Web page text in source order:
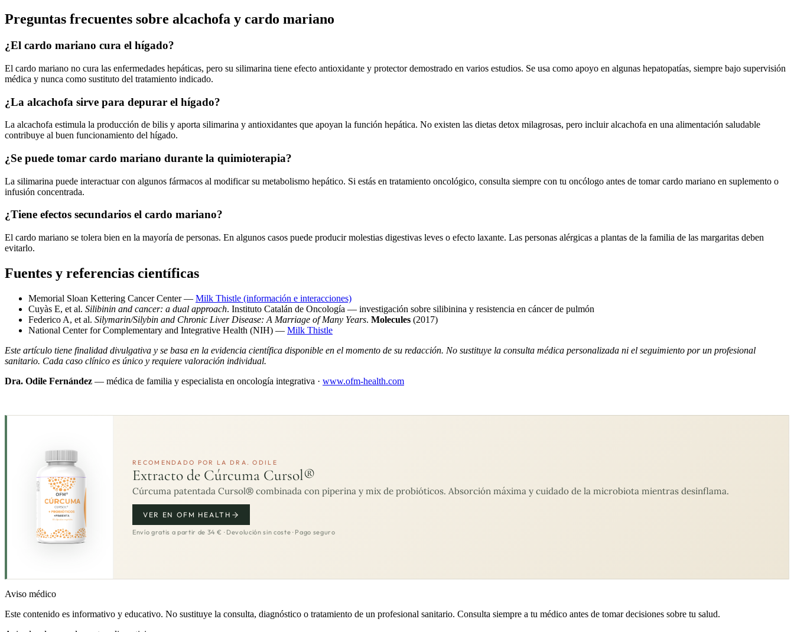
Preguntas frecuentes sobre alcachofa y cardo mariano
¿El cardo mariano cura el hígado?
El cardo mariano no cura las enfermedades hepáticas, pero su silimarina tiene efecto antioxidante y protector demostrado en varios estudios. Se usa como apoyo en algunas hepatopatías, siempre bajo supervisión
médica y nunca como sustituto del tratamiento indicado.
¿La alcachofa sirve para depurar el hígado?
La alcachofa estimula la producción de bilis y aporta silimarina y antioxidantes que apoyan la función hepática. No existen las dietas detox milagrosas, pero incluir alcachofa en una alimentación saludable
contribuye al buen funcionamiento del hígado.
¿Se puede tomar cardo mariano durante la quimioterapia?
La silimarina puede interactuar con algunos fármacos al modificar su metabolismo hepático. Si estás en tratamiento oncológico, consulta siempre con tu oncólogo antes de tomar cardo mariano en suplemento o
infusión concentrada.
¿Tiene efectos secundarios el cardo mariano?
El cardo mariano se tolera bien en la mayoría de personas. En algunos casos puede producir molestias digestivas leves o efecto laxante. Las personas alérgicas a plantas de la familia de las margaritas deben
evitarlo.
Fuentes y referencias científicas
Memorial Sloan Kettering Cancer Center — Milk Thistle (información e interacciones)
Cuyàs E, et al. Silibinin and cancer: a dual approach. Instituto Catalán de Oncología — investigación sobre silibinina y resistencia en cáncer de pulmón
Federico A, et al. Silymarin/Silybin and Chronic Liver Disease: A Marriage of Many Years. Molecules (2017)
National Center for Complementary and Integrative Health (NIH) — Milk Thistle
Este artículo tiene finalidad divulgativa y se basa en la evidencia científica disponible en el momento de su redacción. No sustituye la consulta médica personalizada ni el seguimiento por un profesional
sanitario. Cada caso clínico es único y requiere valoración individual.
Dra. Odile Fernández — médica de familia y especialista en oncología integrativa · www.ofm-health.com
RECOMENDADO POR LA DRA. ODILE
Extracto de Cúrcuma Cursol®
Cúrcuma patentada Cursol® combinada con piperina y mix de probióticos. Absorción máxima y cuidado de la microbiota mientras desinflama.
VER EN OFM HEALTH
Envío gratis a partir de 34 € · Devolución sin coste · Pago seguro
Aviso médico
Este contenido es informativo y educativo. No sustituye la consulta, diagnóstico o tratamiento de un profesional sanitario. Consulta siempre a tu médico antes de tomar decisiones sobre tu salud.